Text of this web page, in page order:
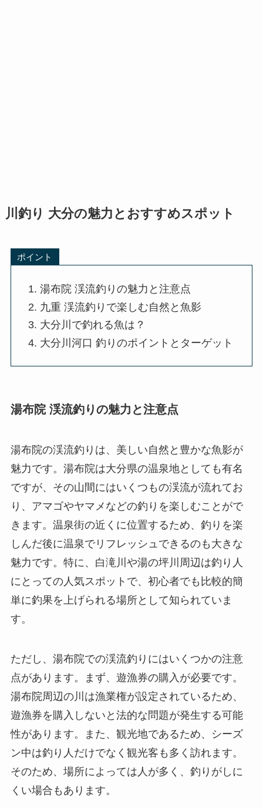
川釣り 大分の魅力とおすすめスポット
ポイント
湯布院 渓流釣りの魅力と注意点
九重 渓流釣りで楽しむ自然と魚影
大分川で釣れる魚は？
大分川河口 釣りのポイントとターゲット
湯布院 渓流釣りの魅力と注意点
湯布院の渓流釣りは、美しい自然と豊かな魚影が
魅力です。湯布院は大分県の温泉地としても有名
ですが、その山間にはいくつもの渓流が流れてお
り、アマゴやヤマメなどの釣りを楽しむことがで
きます。温泉街の近くに位置するため、釣りを楽
しんだ後に温泉でリフレッシュできるのも大きな
魅力です。特に、白滝川や湯の坪川周辺は釣り人
にとっての人気スポットで、初心者でも比較的簡
単に釣果を上げられる場所として知られていま
す。
ただし、湯布院での渓流釣りにはいくつかの注意
点があります。まず、遊漁券の購入が必要です。
湯布院周辺の川は漁業権が設定されているため、
遊漁券を購入しないと法的な問題が発生する可能
性があります。また、観光地であるため、シーズ
ン中は釣り人だけでなく観光客も多く訪れます。
そのため、場所によっては人が多く、釣りがしに
くい場合もあります。